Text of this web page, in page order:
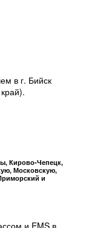
в г. Бийск
Кирово-Чепецк,
Московскую,
и
и EMS в